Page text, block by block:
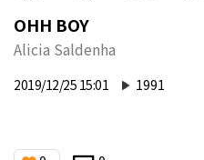
OHH BOY
Alicia Saldenha
2019/12/25 15:01 1991